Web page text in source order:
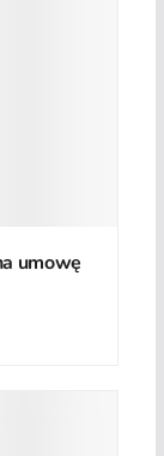
umowę